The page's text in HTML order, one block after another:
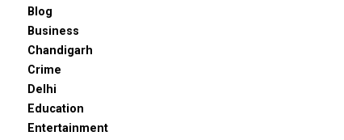
Blog
Business
Chandigarh
Crime
Delhi
Education
Entertainment